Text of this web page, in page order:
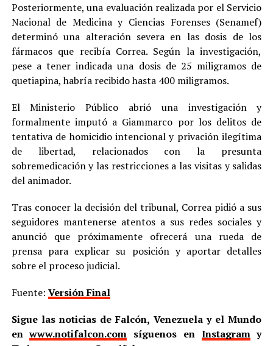
Posteriormente, una evaluación realizada por el Servicio
Nacional de Medicina y Ciencias Forenses (Senamef)
determinó una alteración severa en las dosis de los
fármacos que recibía Correa. Según la investigación,
pese a tener indicada una dosis de 25 miligramos de
quetiapina, habría recibido hasta 400 miligramos.
El Ministerio Público abrió una investigación y
formalmente imputó a Giammarco por los delitos de
tentativa de homicidio intencional y privación ilegítima
de libertad, relacionados con la presunta
sobremedicación y las restricciones a las visitas y salidas
del animador.
Tras conocer la decisión del tribunal, Correa pidió a sus
seguidores mantenerse atentos a sus redes sociales y
anunció que próximamente ofrecerá una rueda de
prensa para explicar su posición y aportar detalles
sobre el proceso judicial.
Fuente: Versión Final
Sigue las noticias de Falcón, Venezuela y el Mundo
enwww.notifalcon.com síguenos en Instagramy